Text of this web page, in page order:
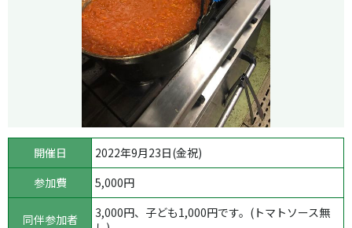
開催日
2022年9月23日(金祝)
参加費
5,000円
同伴参加者
3,000円、子ども1,000円です。(トマトソース無